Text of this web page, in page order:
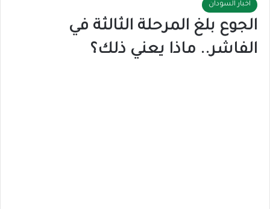
اخبار السودان
الجوع بلغ المرحلة الثالثة في
الفاشر.. ماذا يعني ذلك؟